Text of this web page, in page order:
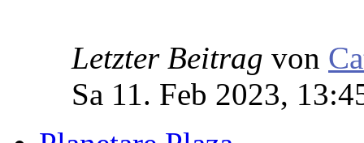
Letzter Beitrag von
Sa 11. Feb 2023,